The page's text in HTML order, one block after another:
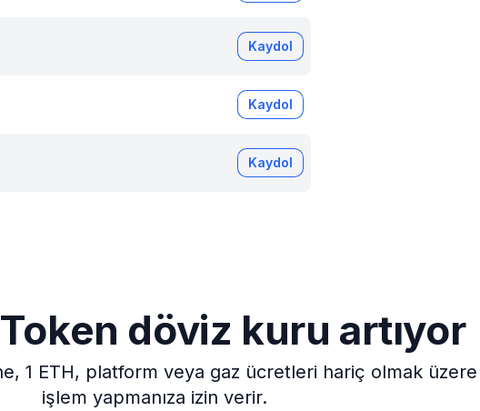
Kaydol
Kaydol
Kaydol
döviz kuru artıyor
1 ETH, platform veya gaz ücretleri hariç olmak üzere
işlem yapmanıza izin verir.